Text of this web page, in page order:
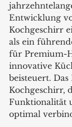
Entwicklung
Kochgeschirr
als ein
für Premium-
innovative
beisteuert.
Kochgeschirr,
Funktionalität
optimal